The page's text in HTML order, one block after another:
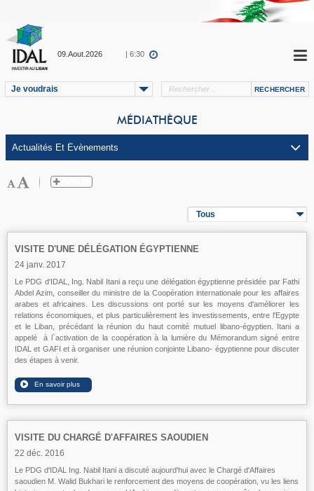
09.Aout.2026 | 6:30
Je voudrais
MÉDIATHÈQUE
Tous
VISITE D'UNE DÉLÉGATION ÉGYPTIENNE
24 janv. 2017
Le PDG d'IDAL, Ing. Nabil Itani a reçu une délégation égyptienne présidée par Fathi
Abdel Azim, conseiller du ministre de la Coopération internationale pour les affaires
arabes et africaines. Les discussions ont porté sur les moyens d'améliorer les
relations économiques, et plus particulièrement les investissements, entre l'Egypte
et le Liban, précédant la réunion du haut comité mutuel libano-égyptien. Itani a
appelé
à l`activation de la coopération à la lumière du Mémorandum signé entre
IDAL et GAFI et à organiser une réunion conjointe Libano- égyptienne pour discuter
des étapes à venir.
VISITE DU CHARGÉ D'AFFAIRES SAOUDIEN
22 déc. 2016
Le PDG d'IDAL Ing. Nabil Itani a discuté aujourd'hui avec le Chargé d'Affaires
saoudien M. Walid Bukhari le renforcement des moyens de coopération, vu les liens